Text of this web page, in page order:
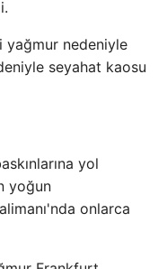
yağmur nedeniyle
seyahat kaosu
yol
yoğun
onlarca